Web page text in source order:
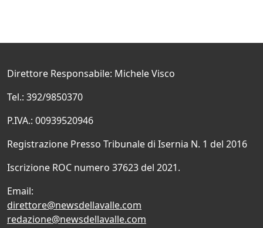
Direttore Responsabile: Michele Visco
Tel.: 392/9850370
P.IVA.: 00939520946
Registrazione Presso Tribunale di Isernia N. 1 del 2016
Iscrizione ROC numero 37623 del 2021.
Email:
direttore@newsdellavalle.com
redazione@newsdellavalle.com